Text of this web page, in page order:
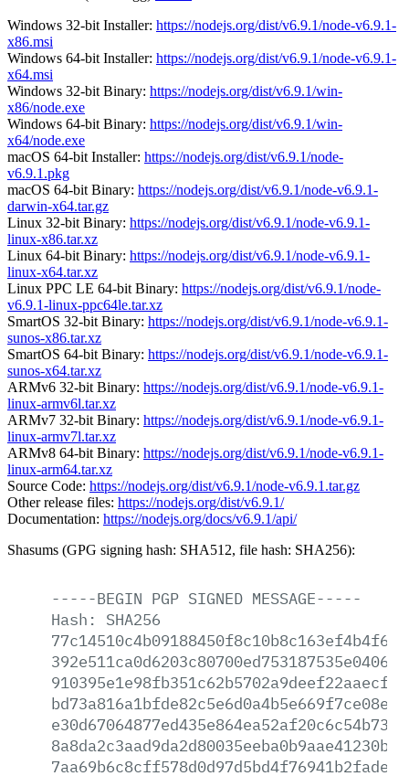
Windows 32-bit Installer: https://nodejs.org/dist/v6.9.1/node-v6.9.1-
x86.msi
Windows 64-bit Installer: https://nodejs.org/dist/v6.9.1/node-v6.9.1-
x64.msi
Windows 32-bit Binary: https://nodejs.org/dist/v6.9.1/win-
x86/node.exe
Windows 64-bit Binary: https://nodejs.org/dist/v6.9.1/win-
x64/node.exe
macOS 64-bit Installer: https://nodejs.org/dist/v6.9.1/node-
v6.9.1.pkg
macOS 64-bit Binary: https://nodejs.org/dist/v6.9.1/node-v6.9.1-
darwin-x64.tar.gz
Linux 32-bit Binary: https://nodejs.org/dist/v6.9.1/node-v6.9.1-
linux-x86.tar.xz
Linux 64-bit Binary: https://nodejs.org/dist/v6.9.1/node-v6.9.1-
linux-x64.tar.xz
Linux PPC LE 64-bit Binary: https://nodejs.org/dist/v6.9.1/node-
v6.9.1-linux-ppc64le.tar.xz
SmartOS 32-bit Binary: https://nodejs.org/dist/v6.9.1/node-v6.9.1-
sunos-x86.tar.xz
SmartOS 64-bit Binary: https://nodejs.org/dist/v6.9.1/node-v6.9.1-
sunos-x64.tar.xz
ARMv6 32-bit Binary: https://nodejs.org/dist/v6.9.1/node-v6.9.1-
linux-armv6l.tar.xz
ARMv7 32-bit Binary: https://nodejs.org/dist/v6.9.1/node-v6.9.1-
linux-armv7l.tar.xz
ARMv8 64-bit Binary: https://nodejs.org/dist/v6.9.1/node-v6.9.1-
linux-arm64.tar.xz
Source Code: https://nodejs.org/dist/v6.9.1/node-v6.9.1.tar.gz
Other release files: https://nodejs.org/dist/v6.9.1/
Documentation: https://nodejs.org/docs/v6.9.1/api/
Shasums (GPG signing hash: SHA512, file hash: SHA256):
-----BEGIN PGP SIGNED MESSAGE-----
Hash:
SHA256